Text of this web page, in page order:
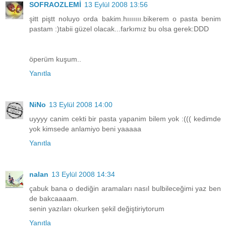
SOFRAOZLEMİ 13 Eylül 2008 13:56
şitt piştt noluyo orda bakim.hııııııı.bikerem o pasta benim
pastam :)tabii güzel olacak...farkımız bu olsa gerek:DDD
öperüm kuşum..
Yanıtla
NiNo 13 Eylül 2008 14:00
uyyyy canim cekti bir pasta yapanim bilem yok :((( kedimde
yok kimsede anlamiyo beni yaaaaa
Yanıtla
nalan 13 Eylül 2008 14:34
çabuk bana o dediğin aramaları nasıl bulbileceğimi yaz ben
de bakcaaaam.
senin yazıları okurken şekil değiştiriytorum
Yanıtla